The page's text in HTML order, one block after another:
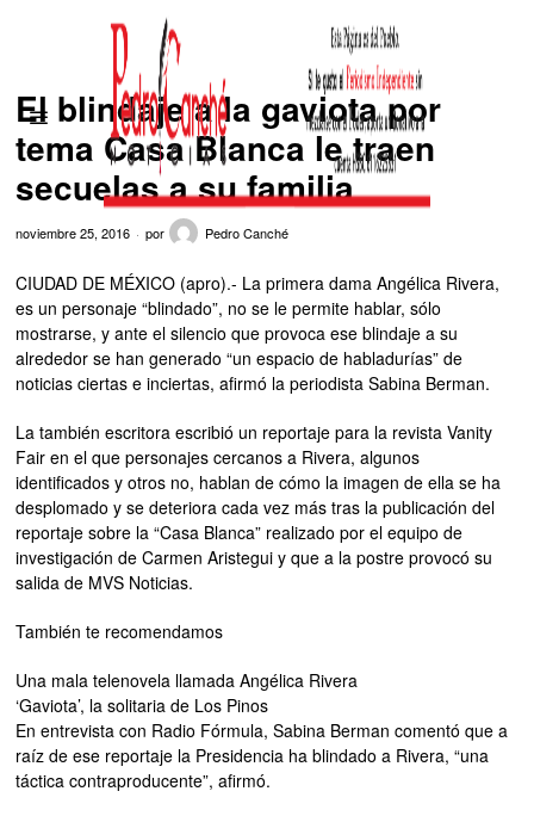
El blindaje a la gaviota por
tema Casa Blanca le traen
secuelas a su familia
noviembre 25, 2016 por Pedro Canché
CIUDAD DE MÉXICO (apro).- La primera dama Angélica Rivera,
es un personaje “blindado”, no se le permite hablar, sólo
mostrarse, y ante el silencio que provoca ese blindaje a su
alrededor se han generado “un espacio de habladurías” de
noticias ciertas e inciertas, afirmó la periodista Sabina Berman.
La también escritora escribió un reportaje para la revista Vanity
Fair en el que personajes cercanos a Rivera, algunos
identificados y otros no, hablan de cómo la imagen de ella se ha
desplomado y se deteriora cada vez más tras la publicación del
reportaje sobre la “Casa Blanca” realizado por el equipo de
investigación de Carmen Aristegui y que a la postre provocó su
salida de MVS Noticias.
También te recomendamos
Una mala telenovela llamada Angélica Rivera
‘Gaviota’, la solitaria de Los Pinos
En entrevista con Radio Fórmula, Sabina Berman comentó que a
raíz de ese reportaje la Presidencia ha blindado a Rivera, “una
táctica contraproducente”, afirmó.